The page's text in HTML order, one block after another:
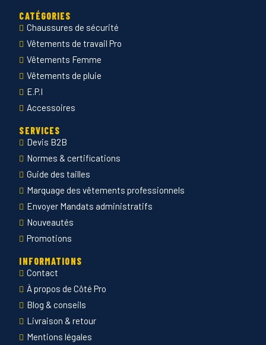
CATÉGORIES
Chaussures de sécurité
Vêtements de travail Pro
Vêtements Femme
Vêtements de pluie
E.P.I
Accessoires
SERVICES
Devis B2B
Normes & certifications
Guide des tailles
Marquage des vêtements professionnels
Envoyer Mandats administratifs
Nouveautés
Promotions
INFORMATIONS
Contact
À propos de Côté Pro
Blog & conseils
Livraison & retour
Mentions légales